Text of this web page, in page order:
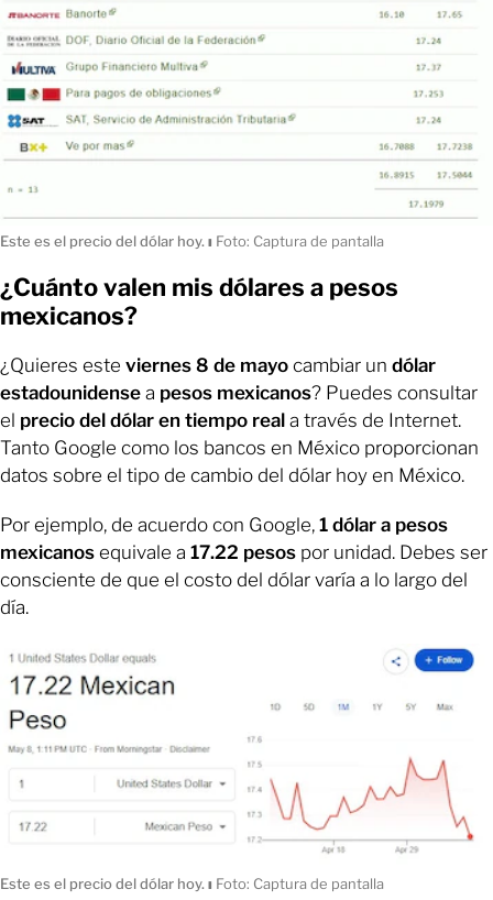
Este es el precio del dólar hoy. ı Foto: Captura de pantalla
¿Cuánto valen mis dólares a pesos
mexicanos?
¿Quieres este viernes 8 de mayo cambiar un dólar
estadounidense a pesos mexicanos? Puedes consultar
el precio del dólar en tiempo real a través de Internet.
Tanto Google como los bancos en México proporcionan
datos sobre el tipo de cambio del dólar hoy en México.
Por ejemplo, de acuerdo con Google, 1 dólar a pesos
mexicanos equivale a 17.22 pesos por unidad. Debes ser
consciente de que el costo del dólar varía a lo largo del
día.
Este es el precio del dólar hoy. ı Foto: Captura de pantalla